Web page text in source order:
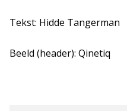
Tekst: Hidde Tangerman
Beeld (header): Qinetiq